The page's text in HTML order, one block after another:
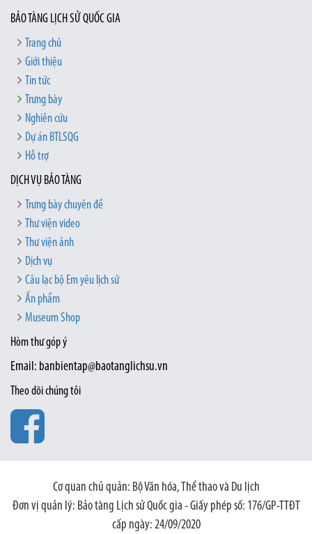
BẢO TÀNG LỊCH SỬ QUỐC GIA
Trang chủ
Giới thiệu
Tin tức
Trưng bày
Nghiên cứu
Dự án BTLSQG
Hỗ trợ
DỊCH VỤ BẢO TÀNG
Trưng bày chuyên đề
Thư viện video
Thư viện ảnh
Dịch vụ
Câu lạc bộ Em yêu lịch sử
Ấn phẩm
Museum Shop
Hòm thư góp ý
Email: banbientap@baotanglichsu.vn
Theo dõi chúng tôi
Cơ quan chủ quản: Bộ Văn hóa, Thể thao và Du lịch
Đơn vị quản lý: Bảo tàng Lịch sử Quốc gia - Giấy phép số: 176/GP-TTĐT
cấp ngày: 24/09/2020